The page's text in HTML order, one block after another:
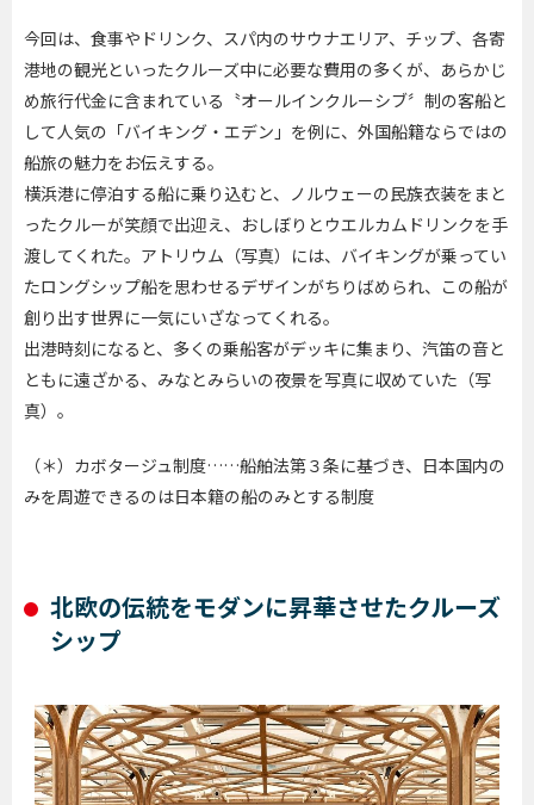
今回は、食事やドリンク、スパ内のサウナエリア、チップ、各寄
港地の観光といったクルーズ中に必要な費用の多くが、あらかじ
め旅行代金に含まれている〝オールインクルーシブ〞制の客船と
して人気の「バイキング・エデン」を例に、外国船籍ならではの
船旅の魅力をお伝えする。
横浜港に停泊する船に乗り込むと、ノルウェーの民族衣装をまと
ったクルーが笑顔で出迎え、おしぼりとウエルカムドリンクを手
渡してくれた。アトリウム（写真）には、バイキングが乗ってい
たロングシップ船を思わせるデザインがちりばめられ、この船が
創り出す世界に一気にいざなってくれる。
出港時刻になると、多くの乗船客がデッキに集まり、汽笛の音と
ともに遠ざかる、みなとみらいの夜景を写真に収めていた（写
真）。
（＊）カボタージュ制度……船舶法第３条に基づき、日本国内の
みを周遊できるのは日本籍の船のみとする制度
北欧の伝統をモダンに昇華させたクルーズ
シップ